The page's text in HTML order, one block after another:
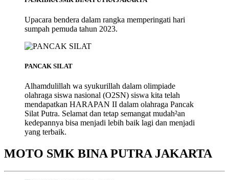
Upacara bendera dalam rangka memperingati hari
sumpah pemuda tahun 2023.
PANCAK SILAT
Alhamdulillah wa syukurillah dalam olimpiade
olahraga siswa nasional (O2SN) siswa kita telah
mendapatkan HARAPAN II dalam olahraga Pancak
Silat Putra. Selamat dan tetap semangat mudah²an
kedepannya bisa menjadi lebih baik lagi dan menjadi
yang terbaik.
MOTO SMK BINA PUTRA JAKARTA